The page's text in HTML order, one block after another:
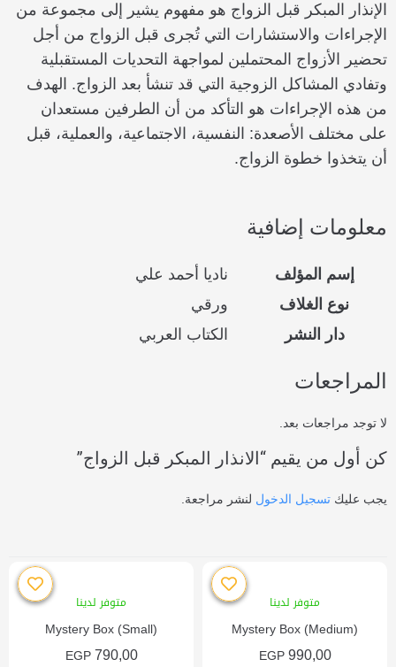
الإنذار المبكر قبل الزواج هو مفهوم يشير إلى مجموعة من
الإجراءات والاستشارات التي تُجرى قبل الزواج من أجل
تحضير الأزواج المحتملين لمواجهة التحديات المستقبلية
وتفادي المشاكل الزوجية التي قد تنشأ بعد الزواج. الهدف
من هذه الإجراءات هو التأكد من أن الطرفين مستعدان
على مختلف الأصعدة: النفسية، الاجتماعية، والعملية، قبل
أن يتخذوا خطوة الزواج.
معلومات إضافية
إسم المؤلف
ناديا أحمد علي
نوع الغلاف
ورقي
دار النشر
الكتاب العربي
المراجعات
لا توجد مراجعات بعد.
كن أول من يقيم “الانذار المبكر قبل الزواج”
يجب عليك تسجيل الدخول لنشر مراجعة.
متوفر لدينا
Mystery Box (Medium)
990,00
EGP
متوفر لدينا
Mystery Box (Small)
790,00
EGP